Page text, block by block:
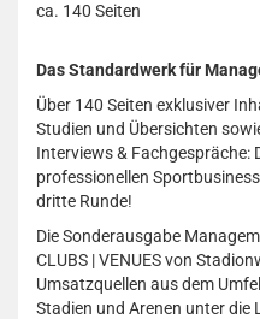
ca. 140 Seiten
Das Standardwerk für
Über 140 Seiten exklusiver
Studien und Übersichten
Interviews & Fachgespräche:
professionellen
dritte Runde!
Die Sonderausgabe
CLUBS | VENUES von
Umsatzquellen aus dem
Stadien und Arenen unter die